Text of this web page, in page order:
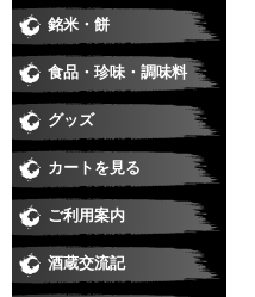
銘米・餅
食品・珍味・調味料
グッズ
カートを見る
ご利用案内
酒蔵交流記